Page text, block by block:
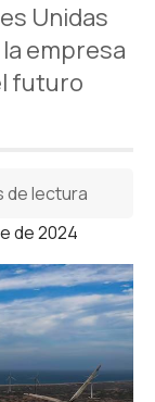
Unidas
empresa
futuro
de 2024
de lectura